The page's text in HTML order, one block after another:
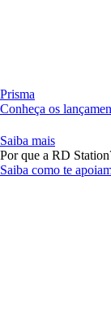
Prisma
Conheça os
Saiba mais
Por que a RD
Saiba como te